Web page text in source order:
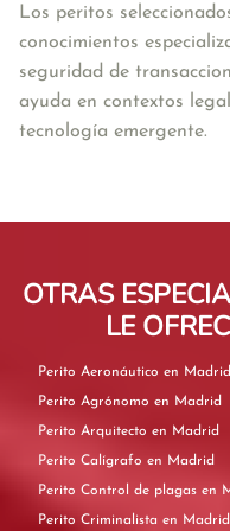
Los peritos
conocimientos
seguridad de
ayuda en contextos
tecnología emergente.
OTRAS
LE
Perito Aeronáutico en Madrid
Perito Agrónomo en Madrid
Perito Arquitecto en Madrid
Perito Calígrafo en Madrid
Perito Control
Perito Criminalista en Madrid